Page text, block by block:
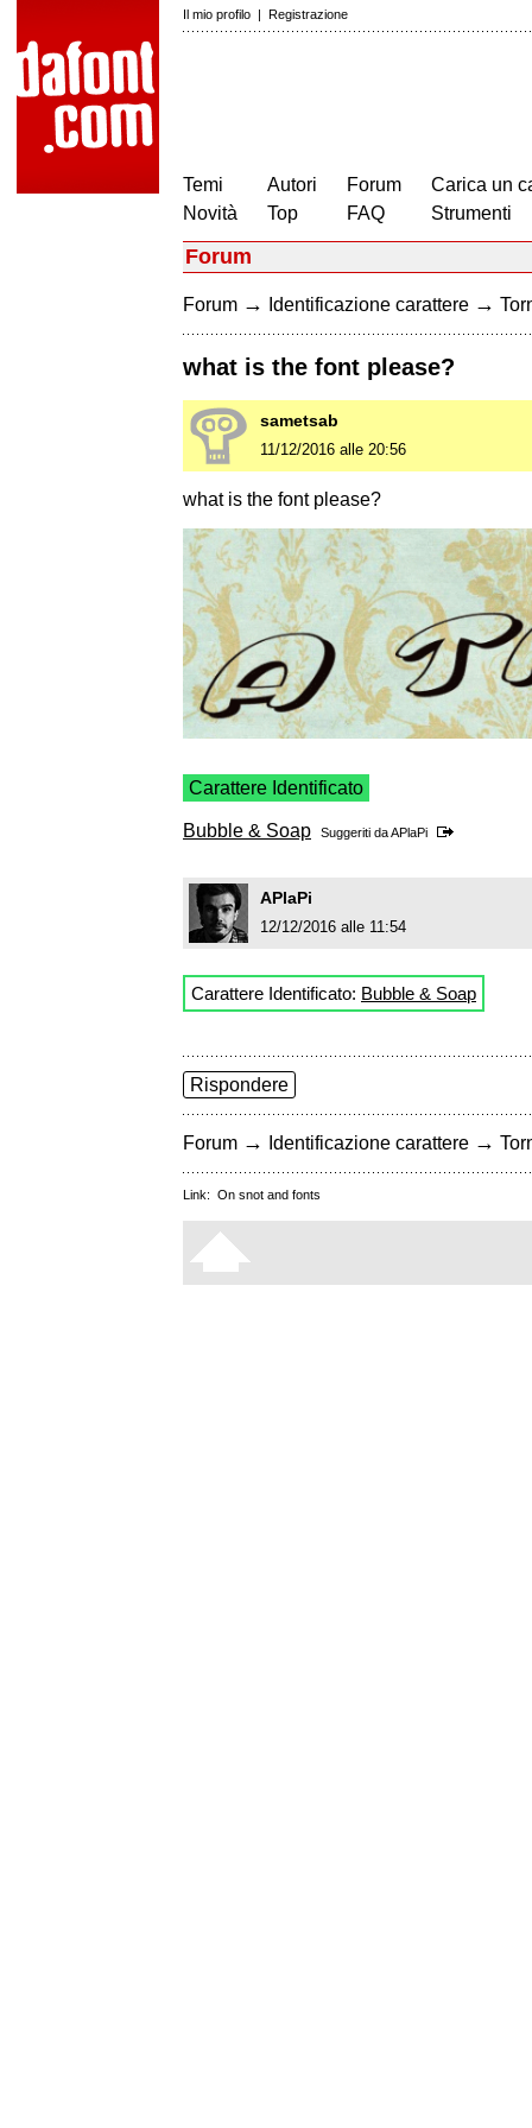
Il mio profilo | Registrazione
Temi
Novità
Autori
Top
Forum
FAQ
Carica un
Strumenti
Forum
Forum → Identificazione carattere →
what is the font please?
sametsab
11/12/2016 alle 20:56
what is the font please?
Carattere Identificato
Bubble & Soap Suggeriti daAPlaPi
APlaPi
12/12/2016 alle 11:54
Carattere Identificato: Bubble & Soap
Rispondere
Forum → Identificazione carattere →
Link: On snot and fonts